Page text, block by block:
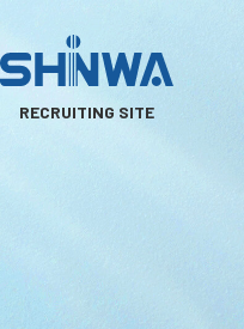
RECRUITING SITE